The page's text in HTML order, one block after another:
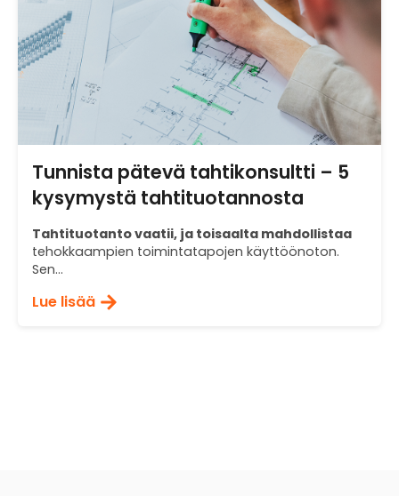
Tunnista pätevä tahtikonsultti – 5
kysymystä tahtituotannosta
Tahtituotanto vaatii, ja toisaalta mahdollistaa
tehokkaampien toimintatapojen käyttöönoton.
Sen...
Lue lisää